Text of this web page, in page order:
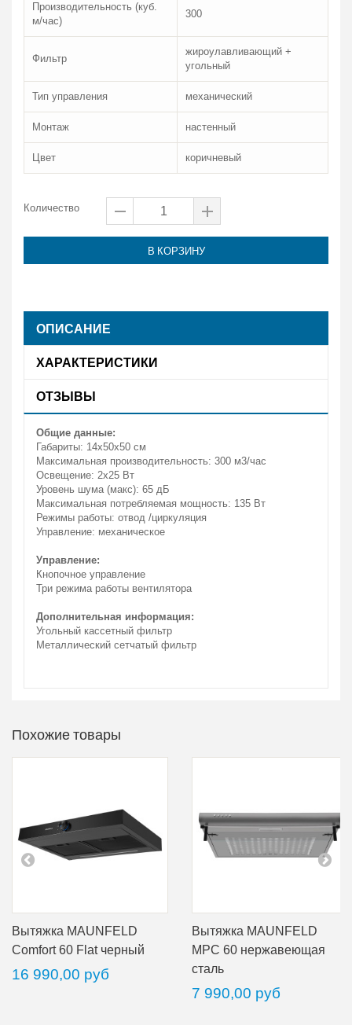
Производительность (куб.
м/час)
300
Фильтр
жироулавливающий +
угольный
Тип управления механический
Монтаж настенный
Цвет коричневый
Количество
В КОРЗИНУ
ОПИСАНИЕ
ХАРАКТЕРИСТИКИ
ОТЗЫВЫ
Общие данные:
Габариты: 14х50х50 см
Максимальная производительность: 300 м3/час
Освещение: 2х25 Вт
Уровень шума (макс): 65 дБ
Максимальная потребляемая мощность: 135 Вт
Режимы работы: отвод /циркуляция
Управление: механическое
Управление:
Кнопочное управление
Три режима работы вентилятора
Дополнительная информация:
Угольный кассетный фильтр
Металлический сетчатый фильтр
Похожие товары
Вытяжка MAUNFELD
Comfort 60 Flat черный
16 990,00 руб
Вытяжка MAUNFELD
MPC 60 нержавеющая
сталь
7 990,00 руб